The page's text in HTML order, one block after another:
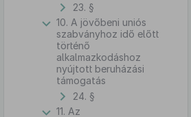
23. §
10. A jövőbeni uniós
szabványhoz idő előtt
történő
alkalmazkodáshoz
nyújtott beruházási
támogatás
24. §
11. Az